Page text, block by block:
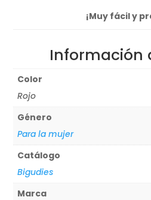
¡Muy fácil y
Información
Color
Rojo
Género
Para la mujer
Catálogo
Bigudies
Marca